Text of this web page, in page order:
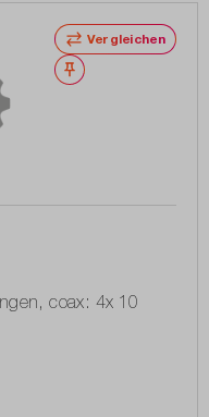
Vergleichen
Merken
coax: 4x 10